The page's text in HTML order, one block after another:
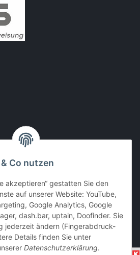
Co nutzen
akzeptieren“ gestatten Sie den
auf unserer Website: YouTube,
Google Analytics, Google
dash.bar, uptain, Doofinder. Sie
jederzeit ändern (Fingerabdruck-
Details finden Sie unter
Datenschutzerklärung.
bei Abholung